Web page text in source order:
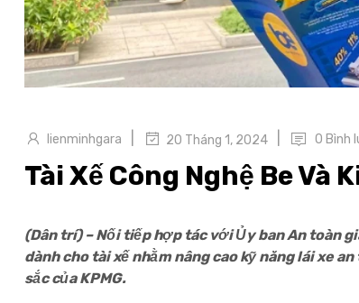
lienminhgara 20 Tháng 1, 2024 0 Bình
Tài Xế Công Nghệ Be Và
(Dân trí) – Nối tiếp hợp tác với Ủy ban An toàn
dành cho tài xế nhằm nâng cao kỹ năng lái xe
sắc của KPMG.